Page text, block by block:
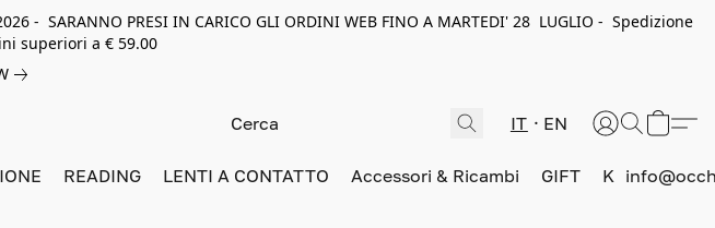
- SARANNO PRESI IN CARICO GLI ORDINI WEB FINO A MARTEDI' 28 LUGLIO - Spedizione
superiori a € 59.00
IT EN
READING LENTI A CONTATTO Accessori & Ricambi GIFT K